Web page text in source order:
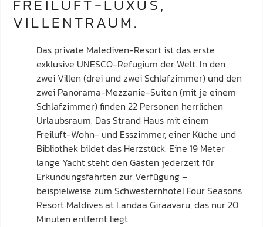
FREILUFT-LUXUS,
VILLENTRAUM.
Das private Malediven-Resort ist das erste
exklusive UNESCO-Refugium der Welt. In den
zwei Villen (drei und zwei Schlafzimmer) und den
zwei Panorama-Mezzanie-Suiten (mit je einem
Schlafzimmer) finden 22 Personen herrlichen
Urlaubsraum. Das Strand Haus mit einem
Freiluft-Wohn- und Esszimmer, einer Küche und
Bibliothek bildet das Herzstück. Eine 19 Meter
lange Yacht steht den Gästen jederzeit für
Erkundungsfahrten zur Verfügung –
beispielweise zum Schwesternhotel Four Seasons
Resort Maldives at Landaa Giraavaru, das nur 20
Minuten entfernt liegt.